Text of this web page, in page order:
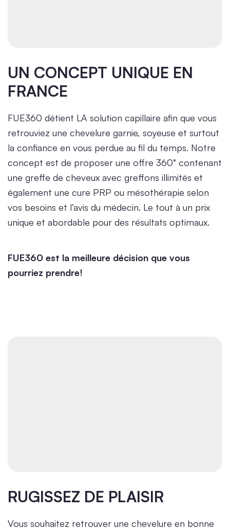
UN CONCEPT UNIQUE EN
FRANCE
FUE360 détient LA solution capillaire afin que vous
retrouviez une chevelure garnie, soyeuse et surtout
la confiance en vous perdue au fil du temps. Notre
concept est de proposer une offre 360° contenant
une greffe de cheveux avec greffons illimités et
également une cure PRP ou mésothérapie selon
vos besoins et l’avis du médecin. Le tout à un prix
unique et abordable pour des résultats optimaux.
FUE360 est la meilleure décision que vous
pourriez prendre!
RUGISSEZ DE PLAISIR
Vous souhaitez retrouver une chevelure en bonne